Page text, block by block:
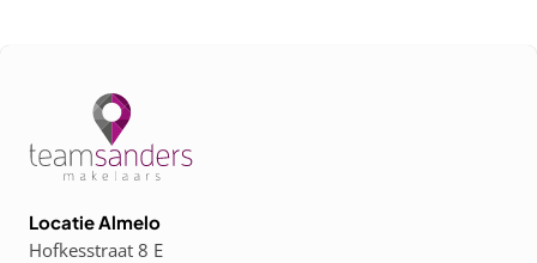
Locatie Almelo
Hofkesstraat 8 E